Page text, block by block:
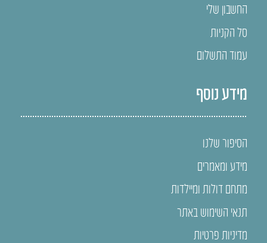
החשבון שלי
סל הקניות
עמוד התשלום
מידע נוסף
הסיפור שלנו
מידע ומאמרים
מתחם דולות ומיילדות
תנאי השימוש באתר
מדיניות פרטיות